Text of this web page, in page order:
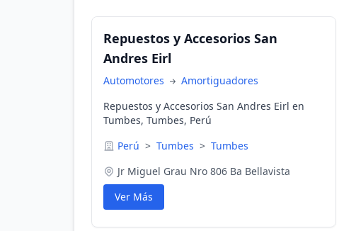
Repuestos y Accesorios San
Andres Eirl
Automotores
Amortiguadores
Repuestos y Accesorios San Andres Eirl en
Tumbes, Tumbes, Perú
Perú > Tumbes > Tumbes
Jr Miguel Grau Nro 806 Ba Bellavista
Ver Más